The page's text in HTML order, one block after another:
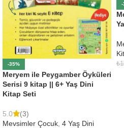
-35%
Meryem ile Peygamber Öyküleri
Serisi 9 kitap || 6+ Yaş Dini
Kitap Seti
5.0
(3)
Mevsimler Çocuk 4 Yaş Dini
-
₺